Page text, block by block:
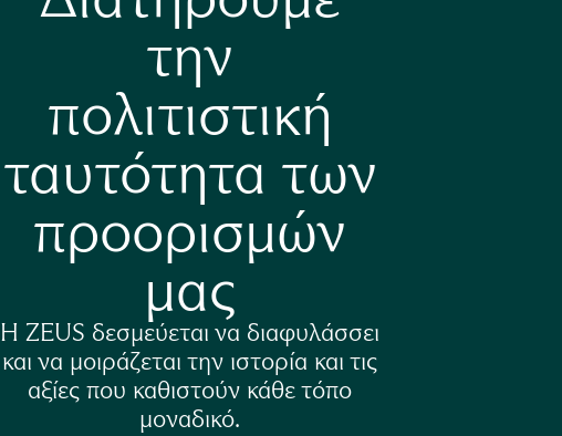
την
πολιτιστική
ταυτότητα των
προορισμών
μας
Η ZEUS δεσμεύεται να διαφυλάσσει
και να μοιράζεται την ιστορία και τις
αξίες που καθιστούν κάθε τόπο
μοναδικό.